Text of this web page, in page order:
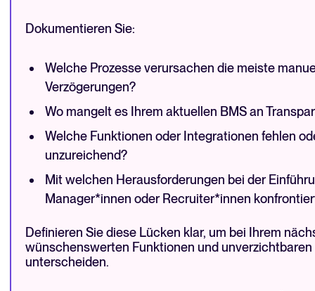
Dokumentieren Sie:
Welche Prozesse verursachen die meiste
Verzögerungen?
Wo mangelt es Ihrem aktuellen BMS an
Welche Funktionen oder Integrationen fehlen
unzureichend?
Mit welchen Herausforderungen bei der
Manager*innen oder Recruiter*innen
Definieren Sie diese Lücken klar, um bei Ihrem
wünschenswerten Funktionen und unverzichtbaren
unterscheiden.